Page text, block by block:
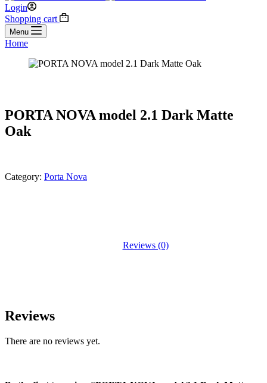
Login
Shopping cart
Menu
Home
PORTA NOVA model 2.1 Dark Matte
Oak
Category: Porta Nova
Reviews (0)
Reviews
There are no reviews yet.